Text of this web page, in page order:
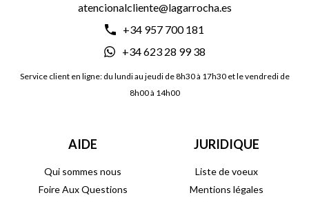
atencionalcliente@lagarrocha.es
+34 957 700 181
+34 623 28 99 38
Service client en ligne: du lundi au jeudi de 8h30 à 17h30 et le vendredi de
8h00 à 14h00
AIDE
Qui sommes nous
Foire Aux Questions
JURIDIQUE
Liste de voeux
Mentions légales